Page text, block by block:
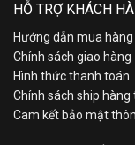
HỖ TRỢ KHÁCH
Hướng dẫn mua hàng
Chính sách giao
Hình thức thanh toán
Chính sách ship hàng
Cam kết bảo mật